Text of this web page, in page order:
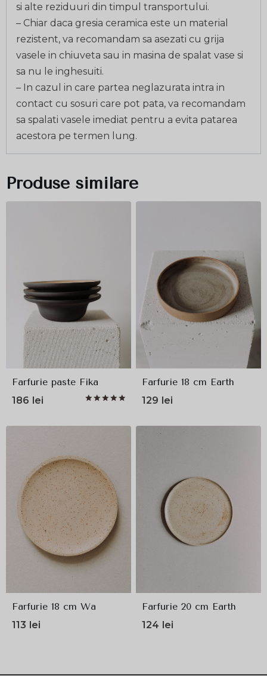
si alte reziduuri din timpul transportului.
– Chiar daca gresia ceramica este un material
rezistent, va recomandam sa asezati cu grija
vasele in chiuveta sau in masina de spalat vase si
sa nu le inghesuiti.
– In cazul in care partea neglazurata intra in
contact cu sosuri care pot pata, va recomandam
sa spalati vasele imediat pentru a evita patarea
acestora pe termen lung.
Produse similare
Farfurie paste Fika
din 5
186 lei
Farfurie 18 cm Earth
129 lei
Farfurie 18 cm Wa
113 lei
Farfurie 20 cm Earth
124 lei